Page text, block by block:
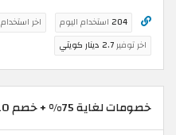
204 استخدام اليوم اخر
اخر توفير2.7 دينار كويتي
خصومات لغاية 75% + خصم 10% إضافية